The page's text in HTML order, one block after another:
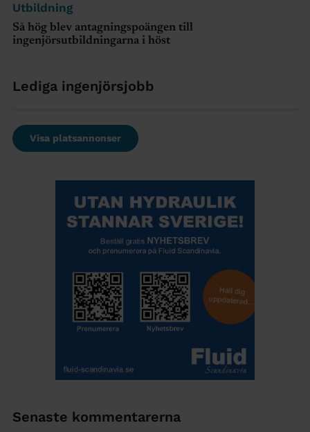
Utbildning
Så hög blev antagningspoängen till
ingenjörsutbildningarna i höst
Lediga ingenjörsjobb
Visa platsannonser
Senaste kommentarerna